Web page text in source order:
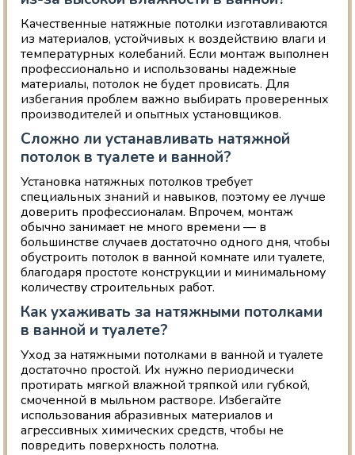
Качественные натяжные потолки изготавливаются
из материалов, устойчивых к воздействию влаги и
температурных колебаний. Если монтаж выполнен
профессионально и использованы надежные
материалы, потолок не будет провисать. Для
избегания проблем важно выбирать проверенных
производителей и опытных установщиков.
Сложно ли устанавливать натяжной
потолок в туалете и ванной?
Установка натяжных потолков требует
специальных знаний и навыков, поэтому ее лучше
доверить профессионалам. Впрочем, монтаж
обычно занимает не много времени — в
большинстве случаев достаточно одного дня, чтобы
обустроить потолок в ванной комнате или туалете,
благодаря простоте конструкции и минимальному
количеству строительных работ.
Как ухаживать за натяжными потолками
в ванной и туалете?
Уход за натяжными потолками в ванной и туалете
достаточно простой. Их нужно периодически
протирать мягкой влажной тряпкой или губкой,
смоченной в мыльном растворе. Избегайте
использования абразивных материалов и
агрессивных химических средств, чтобы не
повредить поверхность полотна.